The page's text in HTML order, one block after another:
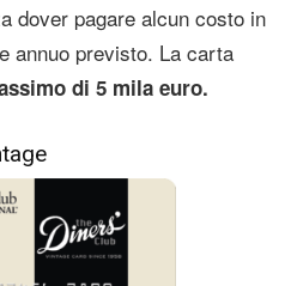
dover pagare alcun costo in
annuo previsto. La carta
di 5 mila euro.